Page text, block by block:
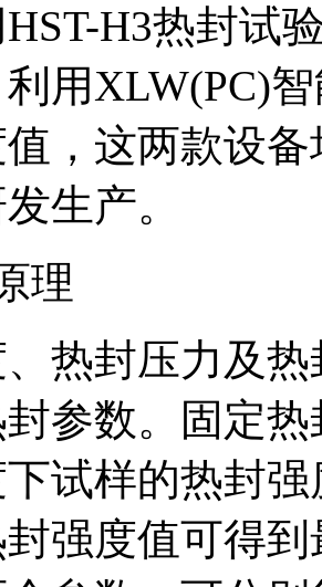
H3热封试
用XLW(PC)
，这两款设
生产。
理
热封压力及
参数。固定
试样的热封
强度值可得